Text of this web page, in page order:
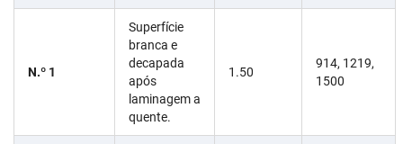
N.º 1
Superfície
branca e
decapada
após
laminagem a
quente.
1.50
914, 1219,
1500